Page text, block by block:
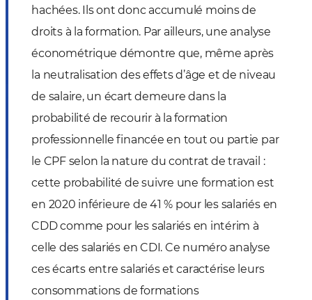
hachées. Ils ont donc accumulé moins de
droits à la formation. Par ailleurs, une analyse
économétrique démontre que, même après
la neutralisation des effets d’âge et de niveau
de salaire, un écart demeure dans la
probabilité de recourir à la formation
professionnelle financée en tout ou partie par
le CPF selon la nature du contrat de travail :
cette probabilité de suivre une formation est
en 2020 inférieure de 41 % pour les salariés en
CDD comme pour les salariés en intérim à
celle des salariés en CDI. Ce numéro analyse
ces écarts entre salariés et caractérise leurs
consommations de formations